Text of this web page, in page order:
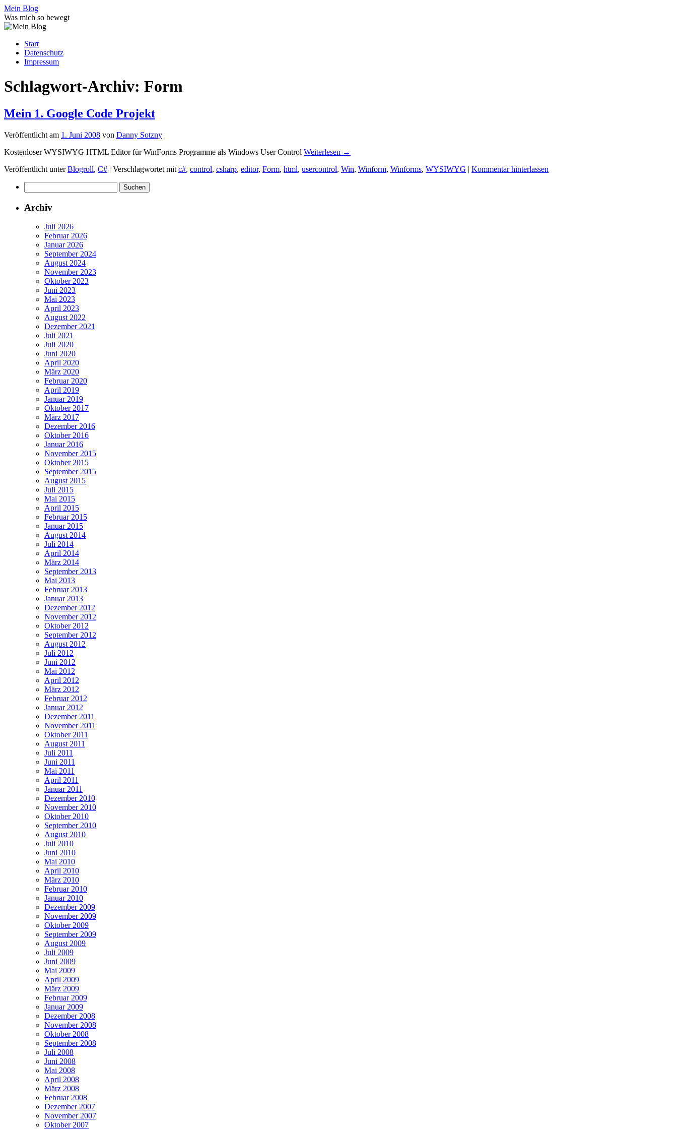
Zum
Inhalt
springen
Mein Blog
Was mich so bewegt
Start
Datenschutz
Impressum
Schlagwort-Archiv: Form
Mein 1. Google Code Projekt
Veröffentlicht am 1. Juni 2008 von Danny Sotzny
Kostenloser WYSIWYG HTML Editor für WinForms Programme als Windows User Control Weiterlesen →
Veröffentlicht unter Blogroll, C# | Verschlagwortet mit c#, control, csharp, editor, Form, html, usercontrol, Win, Winform, Winforms, WYSIWYG | Kommentar hinterlassen
nach:
Archiv
Juli 2026
Februar 2026
Januar 2026
September 2024
August 2024
November 2023
Oktober 2023
Juni 2023
Mai 2023
April 2023
August 2022
Dezember 2021
Juli 2021
Juli 2020
Juni 2020
April 2020
März 2020
Februar 2020
April 2019
Januar 2019
Oktober 2017
März 2017
Dezember 2016
Oktober 2016
Januar 2016
November 2015
Oktober 2015
September 2015
August 2015
Juli 2015
Mai 2015
April 2015
Februar 2015
Januar 2015
August 2014
Juli 2014
April 2014
März 2014
September 2013
Mai 2013
Februar 2013
Januar 2013
Dezember 2012
November 2012
Oktober 2012
September 2012
August 2012
Juli 2012
Juni 2012
Mai 2012
April 2012
März 2012
Februar 2012
Januar 2012
Dezember 2011
November 2011
Oktober 2011
August 2011
Juli 2011
Juni 2011
Mai 2011
April 2011
Januar 2011
Dezember 2010
November 2010
Oktober 2010
September 2010
August 2010
Juli 2010
Juni 2010
Mai 2010
April 2010
März 2010
Februar 2010
Januar 2010
Dezember 2009
November 2009
Oktober 2009
September 2009
August 2009
Juli 2009
Juni 2009
Mai 2009
April 2009
März 2009
Februar 2009
Januar 2009
Dezember 2008
November 2008
Oktober 2008
September 2008
Juli 2008
Juni 2008
Mai 2008
April 2008
März 2008
Februar 2008
Dezember 2007
November 2007
Oktober 2007